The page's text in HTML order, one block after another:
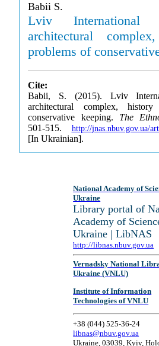
Babii S.
Lviv International
architectural
problems of
Cite:
Babii, S. (2015). Lviv
architectural complex,
conservative keeping. The
501-515. http://jnas.nbuv.gov.ua/
[In Ukrainian].
National Academy of
Ukraine
Library portal of
Academy of
Ukraine | LibNAS
http://libnas.nbuv.gov.ua
Vernadsky National
Ukraine (VNLU)
Institute of Information
Technologies of VNLU
+38 (044) 525-36-24
libnas@nbuv.gov.ua
Ukraine, 03039, Kyiv,